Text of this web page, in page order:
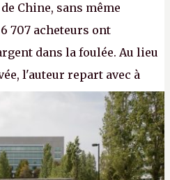
Chine, sans même
707 acheteurs ont
dans la foulée. Au lieu
l'auteur repart avec à
C'est toujours plus
à dev, mais ça
qu'on ne braque pas
P.